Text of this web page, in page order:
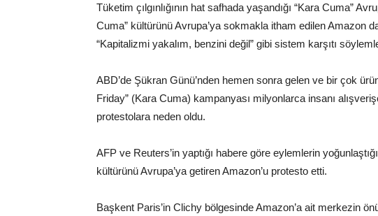
Tüketim çılgınlığının hat safhada yaşandığı “Kara Cuma”
Cuma” kültürünü Avrupa’ya sokmakla itham edilen Amazon
“Kapitalizmi yakalım, benzini değil” gibi sistem karşıtı
ABD’de Şükran Günü’nden hemen sonra gelen ve bir çok
Friday” (Kara Cuma) kampanyası milyonlarca insanı
protestolara neden oldu.
AFP ve Reuters’in yaptığı habere göre eylemlerin
kültürünü Avrupa’ya getiren Amazon’u protesto etti.
Başkent Paris’in Clichy bölgesinde Amazon’a ait merkezin